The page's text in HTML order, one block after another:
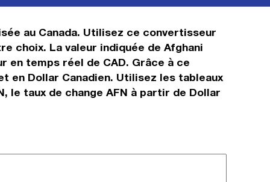
au Canada. Utilisez ce convertisseur
choix. La valeur indiquée de Afghani
en temps réel de CAD. Grâce à ce
en Dollar Canadien. Utilisez les tableaux
le taux de change AFN à partir de Dollar